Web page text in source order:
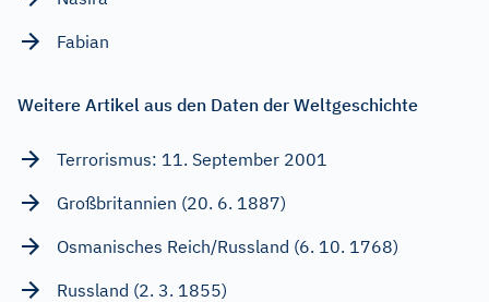
Fabian
Weitere Artikel aus den Daten der Weltgeschichte
Terrorismus: 11. September 2001
Großbritannien (20. 6. 1887)
Osmanisches Reich/Russland (6. 10. 1768)
Russland (2. 3. 1855)